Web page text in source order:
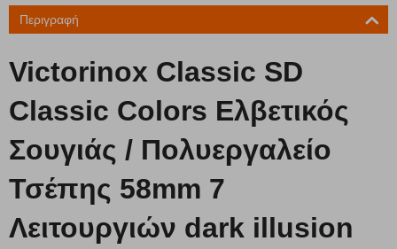
Περιγραφή
Victorinox Classic SD
Classic Colors Ελβετικός
Σουγιάς / Πολυεργαλείο
Τσέπης 58mm 7
Λειτουργιών dark illusion